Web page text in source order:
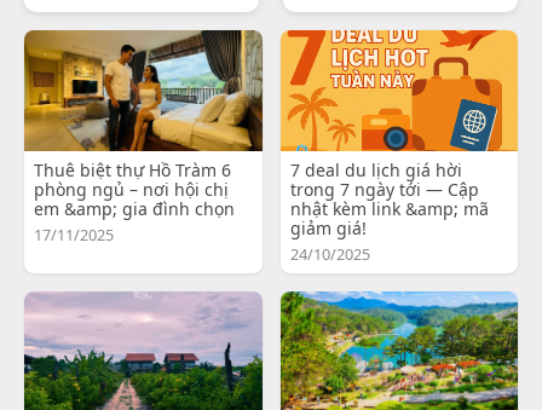
Thuê biệt thự Hồ Tràm 6
phòng ngủ – nơi hội chị
em &amp; gia đình chọn
17/11/2025
7 deal du lịch giá hời
trong 7 ngày tới — Cập
nhật kèm link &amp; mã
giảm giá!
24/10/2025